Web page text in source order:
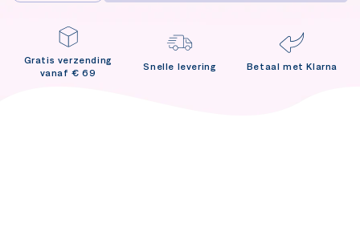
Gratis verzending
vanaf € 69
Snelle levering Betaal met Klarna